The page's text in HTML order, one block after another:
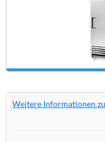
Weitere Informationen